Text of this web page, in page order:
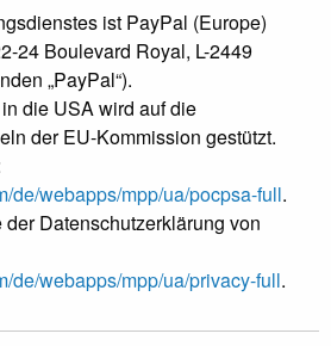
ist PayPal (Europe)
24 Boulevard Royal, L-2449
„PayPal“).
die USA wird auf die
der EU-Kommission gestützt.
de/webapps/mpp/ua/pocpsa-full.
Datenschutzerklärung von
de/webapps/mpp/ua/privacy-full.